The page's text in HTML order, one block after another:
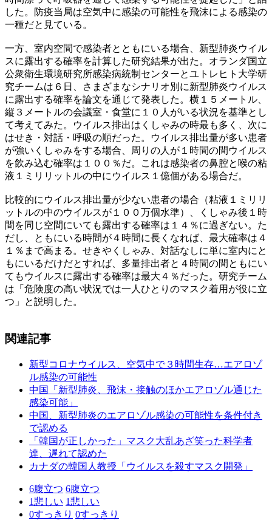
した。防疫当局は空気中に感染の可能性を飛沫による感染の
一種だと見ている。
一方、室内空間で感染者とともにいる場合、新型肺炎ウイル
スに露出する確率を計算した研究結果が出た。オランダ国立
公衆衛生環境研究所感染病統制センターとユトレヒト大学研
究チームは６日、さまざまなシナリオ別に新型肺炎ウイルス
に露出する確率を論文を通じて発表した。横１５メートル、
縦３メートルの会議室・食堂に１０人がいる状況を基準とし
て考えてみた。ウイルス排出はくしゃみの時最も多く、次に
はせき・対話・呼吸の順だった。ウイルス排出量が多い患者
が強いくしゃみをする場合、周りの人が１時間の間ウイルス
を飲み込む確率は１００％だ。これは感染者の鼻腔と喉の粘
液１ミリリットルの中にウイルス１億個がある場合だ。
比較的にウイルス排出量が少ない患者の場合（粘液１ミリリ
ットルの中のウイルスが１００万個水準）、くしゃみ後１時
間を同じ空間にいても露出する確率は１４％に過ぎない。た
だし、ともにいる時間が４時間に長くなれば、最大確率は４
１％まで高まる。せきやくしゃみ、対話なしに単に室内にと
もにいるだけだとすれば、多量排出者と４時間の間ともにい
てもウイルスに露出する確率は最大４％だった。研究チーム
は「危険度の高い状況では一人ひとりのマスク着用が役に立
つ」と説明した。
関連記事
新型コロナウイルス、空気中で３時間生存…エアロゾ
ル感染の可能性
中国「新型肺炎、飛沫・接触のほかエアロゾル通じた
感染可能」
中国、新型肺炎のエアロゾル感染の可能性を条件付き
で認める
「韓国が正しかった」マスク大乱あざ笑った科学者
達、遅れて認めた
カナダの韓国人教授「ウイルスを殺すマスク開発」
6腹立つ 6腹立つ
1悲しい 1悲しい
0すっきり 0すっきり